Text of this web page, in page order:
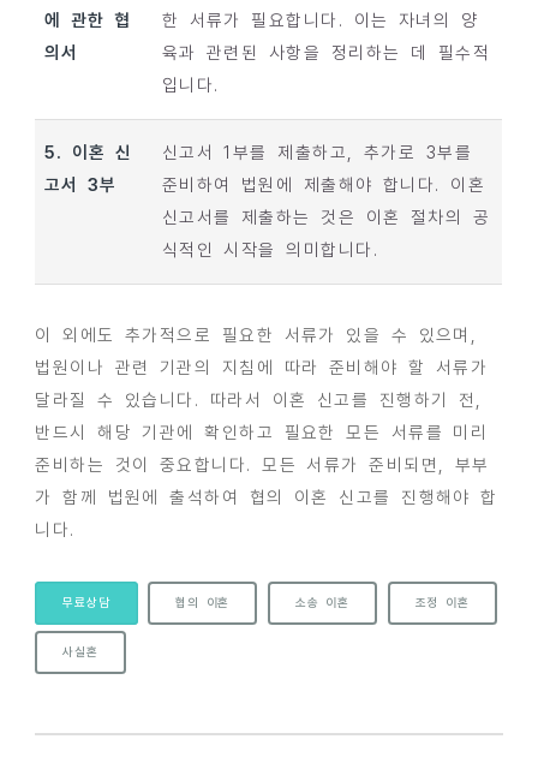
에 관한 협
의서
한 서류가 필요합니다. 이는 자녀의 양
육과 관련된 사항을 정리하는 데 필수적
입니다.
5. 이혼 신
고서 3부
신고서 1부를 제출하고, 추가로 3부를
준비하여 법원에 제출해야 합니다. 이혼
신고서를 제출하는 것은 이혼 절차의 공
식적인 시작을 의미합니다.
이 외에도 추가적으로 필요한 서류가 있을 수 있으며,
법원이나 관련 기관의 지침에 따라 준비해야 할 서류가
달라질 수 있습니다. 따라서 이혼 신고를 진행하기 전,
반드시 해당 기관에 확인하고 필요한 모든 서류를 미리
준비하는 것이 중요합니다. 모든 서류가 준비되면, 부부
가 함께 법원에 출석하여 협의 이혼 신고를 진행해야 합
니다.
무료상담 협의 이혼 소송 이혼 조정 이혼
사실혼